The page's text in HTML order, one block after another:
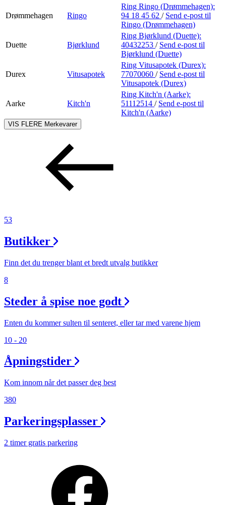
Drømmehagen Ringo
Ring Ringo (Drømmehagen):
94 18 45 62 / Send e-post til
Ringo (Drømmehagen)
Duette Bjørklund
Ring Bjørklund (Duette):
40432253 / Send e-post til
Bjørklund (Duette)
Durex Vitusapotek
Ring Vitusapotek (Durex):
77070060 / Send e-post til
Vitusapotek (Durex)
Aarke Kitch'n
Ring Kitch'n (Aarke):
51112514 / Send e-post til
Kitch'n (Aarke)
VIS FLERE Merkevarer
53
Butikker
Finn det du trenger blant et bredt utvalg butikker
8
Steder å spise noe godt
Enten du kommer sulten til senteret, eller tar med varene hjem
10 - 20
Åpningstider
Kom innom når det passer deg best
380
Parkeringsplasser
2 timer gratis parkering